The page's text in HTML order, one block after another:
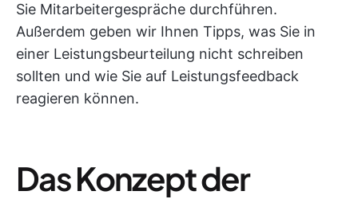
Sie Mitarbeitergespräche durchführen.
Außerdem geben wir Ihnen Tipps, was Sie in
einer Leistungsbeurteilung nicht schreiben
sollten und wie Sie auf Leistungsfeedback
reagieren können.
Das Konzept der